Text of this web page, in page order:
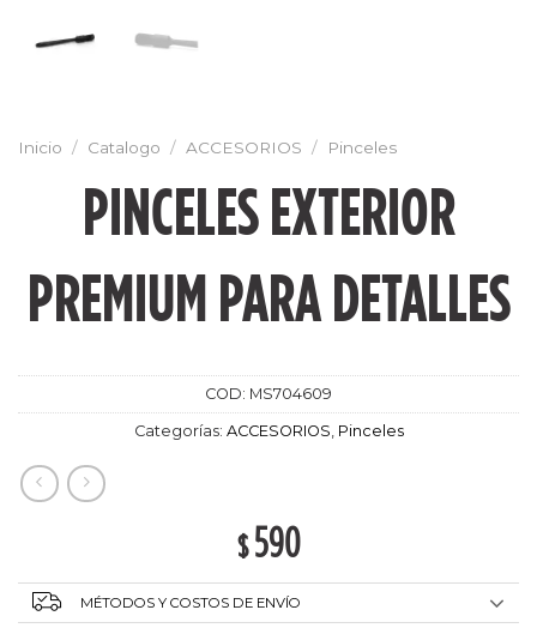
Inicio / Catalogo / ACCESORIOS / Pinceles
PINCELES EXTERIOR
PREMIUM PARA DETALLES
COD: MS704609
Categorías: ACCESORIOS Pinceles
$ 590
MÉTODOS Y COSTOS DE ENVÍO